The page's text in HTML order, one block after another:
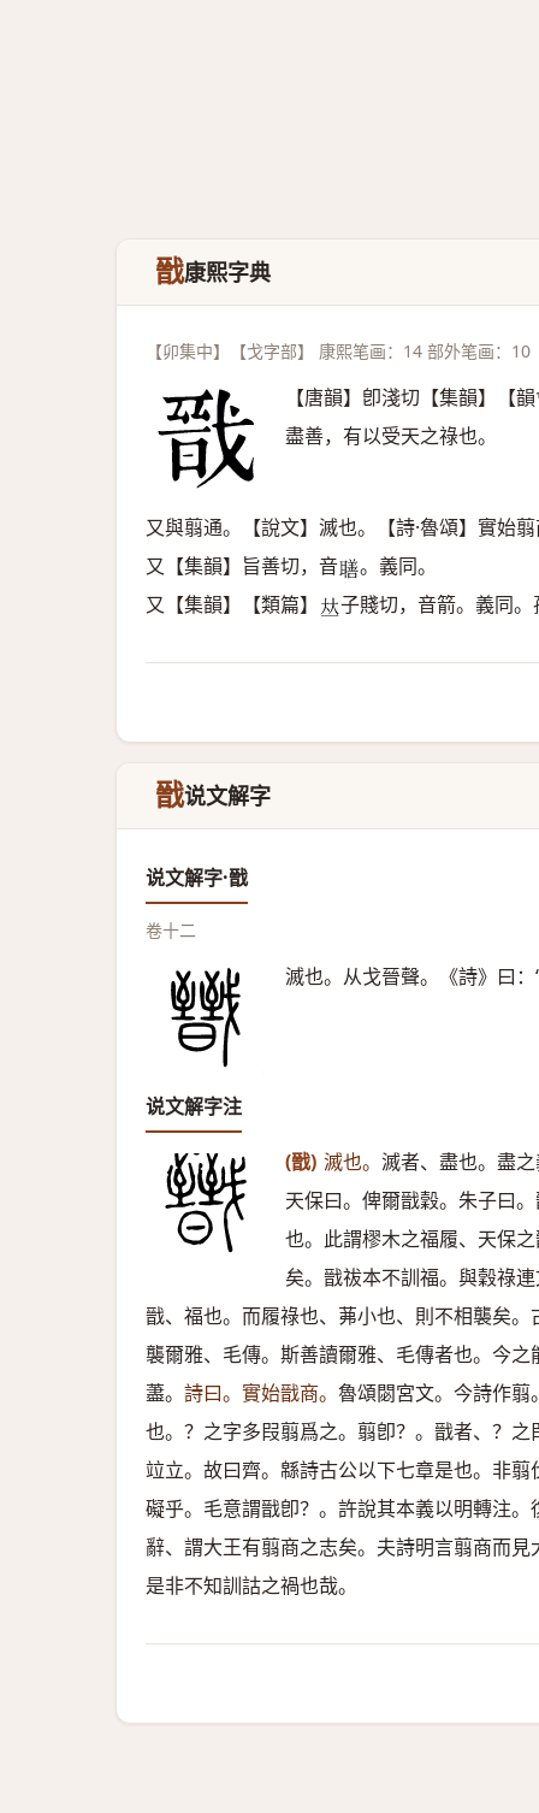
戩康熙字典
【卯集中】【戈字部】 康熙笔画：14 部外笔画：10
【唐韻】卽淺切【集韻】【
盡善，有以受天之祿也。
又與翦通。【說文】滅也。【詩·魯頌】實始
又【集韻】旨善切，音𦗢 。義同。
又【集韻】【類篇】 𠀤子賤切，音箭。義同。
戩说文解字
说文解字·戩
卷十二
滅也。从戈晉聲。《詩》曰
说文解字注
(戩) 滅也。 滅者、盡也。盡
天保曰。俾爾戩穀。朱子曰
也。此謂樛木之福履、天保
矣。戩祓本不訓福。與穀祿
戩、福也。而履祿也、茀小也、則不相襲矣
襲爾雅、毛傳。斯善讀爾雅、毛傳者也。今之
藎。 詩曰。實始戩商。 魯頌閟宮文。今詩作
也。？之字多叚翦爲之。翦卽？。戩者、？
竝立。故曰齊。緜詩古公以下七章是也。非
礙乎。毛意謂戩卽？。許說其本義以明轉注
辭、謂大王有翦商之志矣。夫詩明言翦商而
是非不知訓詁之禍也哉。